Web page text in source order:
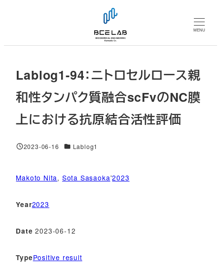
MENU
Lablog1-94：ニトロセルロース親
和性タンパク質融合scFvのNC膜
上における抗原結合活性評価
投稿日
2023-06-16 対象DBLablog1
Makoto Nita, Sota Sasaoka'2023
Year2023
Date 2023-06-12
TypePositive result